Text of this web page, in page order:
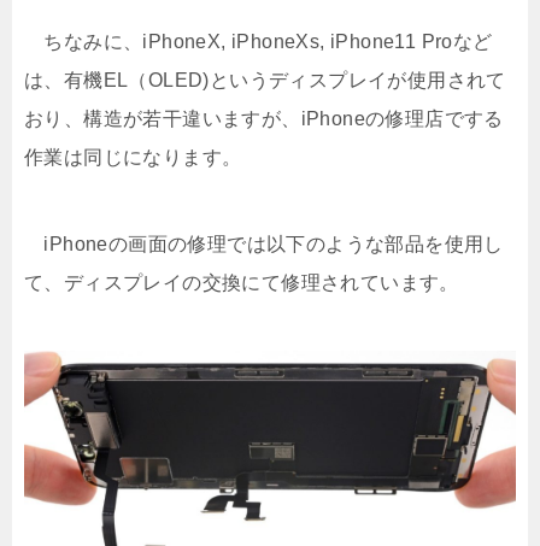
ちなみに、iPhoneX, iPhoneXs, iPhone11 Proなど
は、有機EL（OLED)というディスプレイが使用されて
おり、構造が若干違いますが、iPhoneの修理店でする
作業は同じになります。
iPhoneの画面の修理では以下のような部品を使用し
て、ディスプレイの交換にて修理されています。